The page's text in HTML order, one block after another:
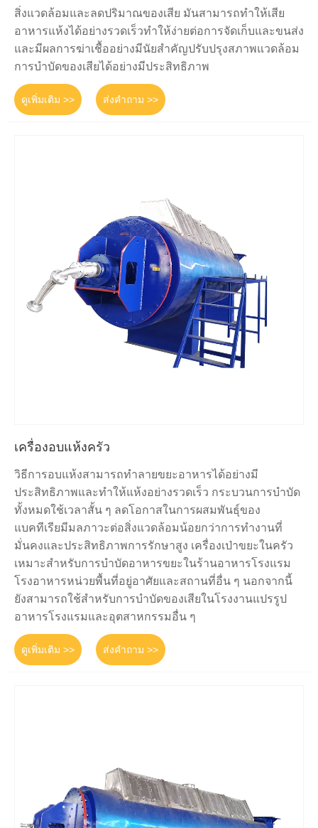
สิ่งแวดล้อมและลดปริมาณของเสีย มันสามารถทำให้เสีย
อาหารแห้งได้อย่างรวดเร็วทำให้ง่ายต่อการจัดเก็บและขนส่ง
และมีผลการฆ่าเชื้ออย่างมีนัยสำคัญปรับปรุงสภาพแวดล้อม
การบำบัดของเสียได้อย่างมีประสิทธิภาพ
ดูเพิ่มเติม >> ส่งคำถาม >>
เครื่องอบแห้งครัว
วิธีการอบแห้งสามารถทำลายขยะอาหารได้อย่างมี
ประสิทธิภาพและทำให้แห้งอย่างรวดเร็ว กระบวนการบำบัด
ทั้งหมดใช้เวลาสั้น ๆ ลดโอกาสในการผสมพันธุ์ของ
แบคทีเรียมีมลภาวะต่อสิ่งแวดล้อมน้อยกว่าการทำงานที่
มั่นคงและประสิทธิภาพการรักษาสูง เครื่องเป่าขยะในครัว
เหมาะสำหรับการบำบัดอาหารขยะในร้านอาหารโรงแรม
โรงอาหารหน่วยพื้นที่อยู่อาศัยและสถานที่อื่น ๆ นอกจากนี้
ยังสามารถใช้สำหรับการบำบัดของเสียในโรงงานแปรรูป
อาหารโรงแรมและอุตสาหกรรมอื่น ๆ
ดูเพิ่มเติม >> ส่งคำถาม >>